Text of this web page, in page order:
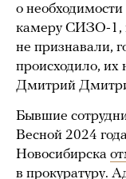
о
камеру СИЗО-1,
не признавали,
происходило, их
Дмитрий
Бывшие
Весной 2024
Новосибирска
в прокуратуру.